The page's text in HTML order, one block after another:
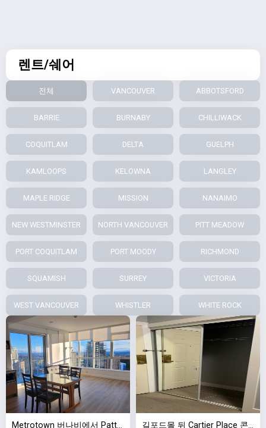
렌트/쉐어
전체 VANCOUVER ABBOTSFORD
BARRIE BURNABY CHILLIWACK
COQUITLAM DELTA GUELPH
KAMLOOPS KELOWNA LANGLEY
MAPLE RIDGE MISSION NANAIMO
NEW WESTMINSTER NORTH VANCOUVER PITT MEADOW
PORT COQUITLAM PORT MOODY RICHMOND
SQUAMISH SURREY VICTORIA
WEST VANCOUVER WHISTLER WHITE ROCK
Metrotown 버나비에서 Patte
길포드몰 뒤 Cartier Place 콘